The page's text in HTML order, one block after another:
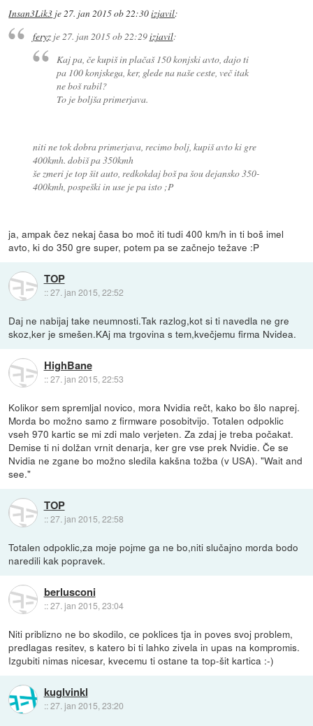
Insan3Lik3 je27. jan 2015 ob 22:30izjavil:
feryzje27. jan 2015 ob 22:29izjavil:
Kaj pa, če kupiš in plačaš 150 konjski avto, dajo ti
pa 100 konjskega, ker, glede na naše ceste, več itak
ne boš rabil?
To je boljša primerjava.
niti ne tok dobra primerjava, recimo bolj, kupiš avto ki gre
400kmh. dobiš pa 350kmh
še zmeri je top šit auto, redkokdaj boš pa šou dejansko 350-
400kmh, pospeški in use je pa isto ;P
ja, ampak čez nekaj časa bo moč iti tudi 400 km/h in ti boš imel
avto, ki do 350 gre super, potem pa se začnejo težave :P
TOP
::27. jan 2015, 22:52
Daj ne nabijaj take neumnosti.Tak razlog,kot si ti navedla ne gre
skoz,ker je smešen.KAj ma trgovina s tem,kvečjemu firma Nvidea.
HighBane
::27. jan 2015, 22:53
Kolikor sem spremljal novico, mora Nvidia rečt, kako bo šlo naprej.
Morda bo možno samo z firmware posobitvijo. Totalen odpoklic
vseh 970 kartic se mi zdi malo verjeten. Za zdaj je treba počakat.
Demise ti ni dolžan vrnit denarja, ker gre vse prek Nvidie. Če se
Nvidia ne zgane bo možno sledila kakšna tožba (v USA). "Wait and
see."
TOP
::27. jan 2015, 22:58
Totalen odpoklic,za moje pojme ga ne bo,niti slučajno morda bodo
naredili kak popravek.
berlusconi
::27. jan 2015, 23:04
Niti priblizno ne bo skodilo, ce poklices tja in poves svoj problem,
predlagas resitev, s katero bi ti lahko zivela in upas na kompromis.
Izgubiti nimas nicesar, kvecemu ti ostane ta top-šit kartica :-)
kuglvinkl
::27. jan 2015, 23:20